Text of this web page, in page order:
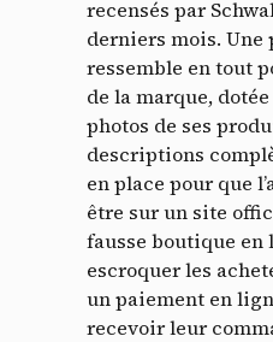
recensés par
derniers mois.
ressemble en tout
de la marque,
photos de ses
descriptions
en place pour que
être sur un site
fausse boutique en
escroquer les
un paiement en
recevoir leur